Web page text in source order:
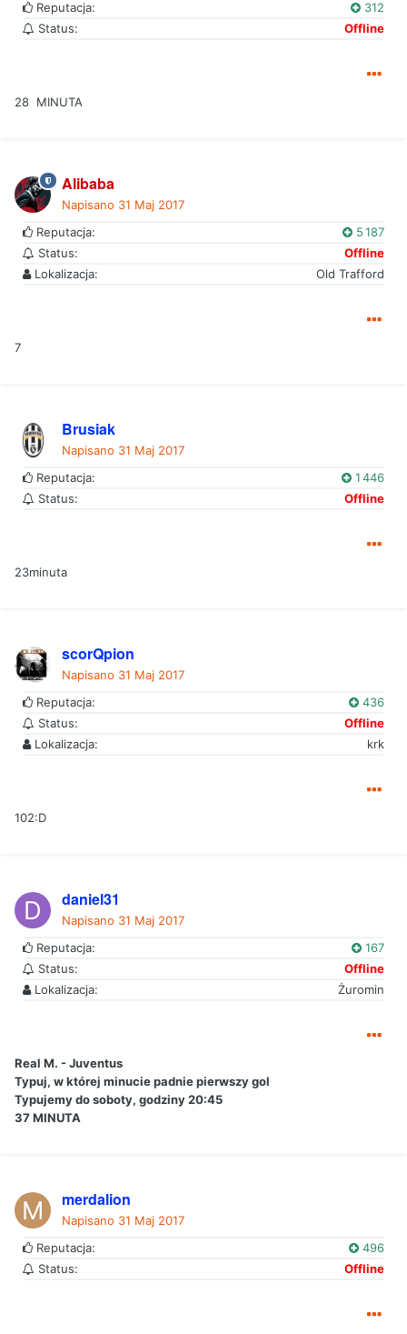
Reputacja:
312
Status:
Offline
28 MINUTA
Alibaba
Napisano 31 Maj 2017
Reputacja:
5 187
Status:
Offline
Lokalizacja:
Old Trafford
7
Brusiak
Napisano 31 Maj 2017
Reputacja:
1 446
Status:
Offline
23minuta
scorQpion
Napisano 31 Maj 2017
Reputacja:
436
Status:
Offline
Lokalizacja:
krk
102:D
daniel31
Napisano 31 Maj 2017
Reputacja:
167
Status:
Offline
Lokalizacja:
Żuromin
Real M. - Juventus
Typuj, w której minucie padnie pierwszy gol
Typujemy do soboty, godziny 20:45
37 MINUTA
merdalion
Napisano 31 Maj 2017
Reputacja:
496
Status:
Offline